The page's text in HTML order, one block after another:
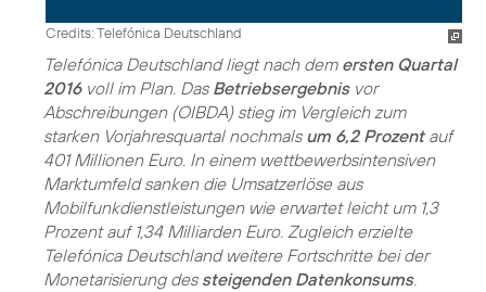
Credits: Telefónica Deutschland
Telefónica Deutschland liegt nach dem ersten Quartal
2016voll im Plan. Das Betriebsergebnisvor
Abschreibungen (OIBDA) stieg im Vergleich zum
starken Vorjahresquartal nochmals um 6,2 Prozentauf
401 Millionen Euro. In einem wettbewerbsintensiven
Marktumfeld sanken die Umsatzerlöse aus
Mobilfunkdienstleistungen wie erwartet leicht um 1,3
Prozent auf 1,34 Milliarden Euro. Zugleich erzielte
Telefónica Deutschland weitere Fortschritte bei der
Monetarisierung des steigenden Datenkonsums.